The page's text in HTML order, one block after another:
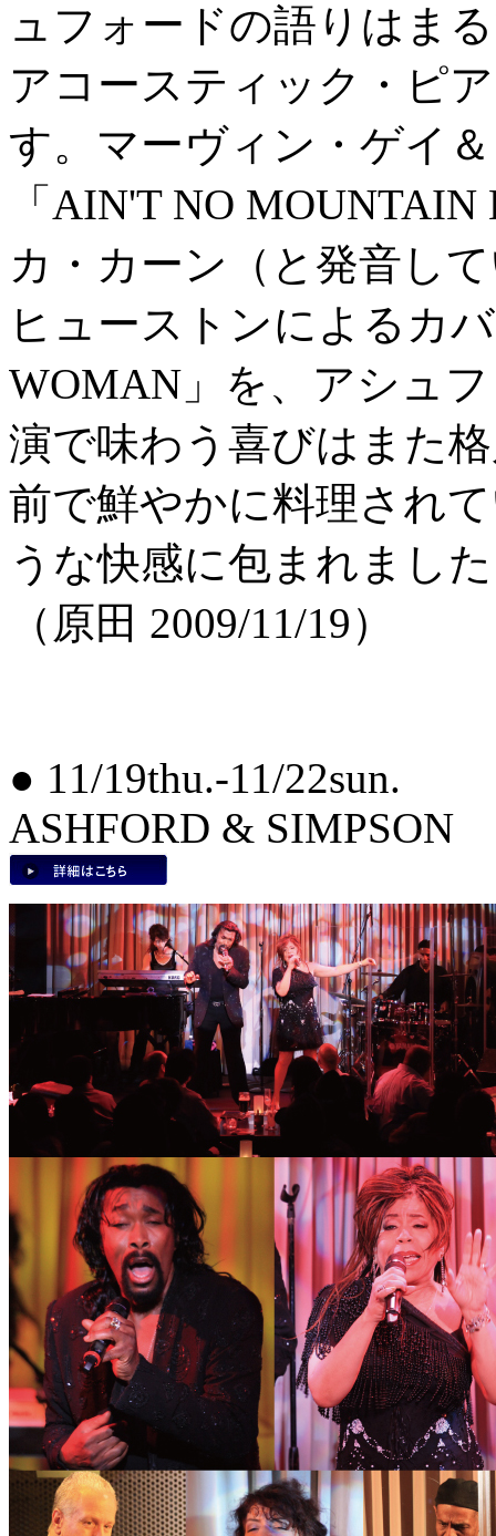
ュフォードの語りはま
アコースティック・ピ
す。マーヴィン・ゲイ
「AIN'T NO
カ・カーン（と発音し
ヒューストンによるカ
WOMAN」を、アシュ
演で味わう喜びはまた
前で鮮やかに料理され
うな快感に包まれまし
（原田 2009/11/19）
● 11/19thu.-11/22sun.
ASHFORD & SIMPSON